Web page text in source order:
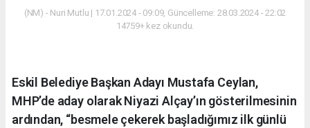
(NM) - Nuri Mutlu | 17.01.2024 - 09:09, Güncelleme: 28.03.2024 - 22:02
14759+ kez okundu.
Eskil Belediye Başkan Adayı Mustafa Ceylan,
MHP’de aday olarak Niyazi Alçay’ın gösterilmesinin
ardından, “besmele çekerek başladığımız ilk günlü